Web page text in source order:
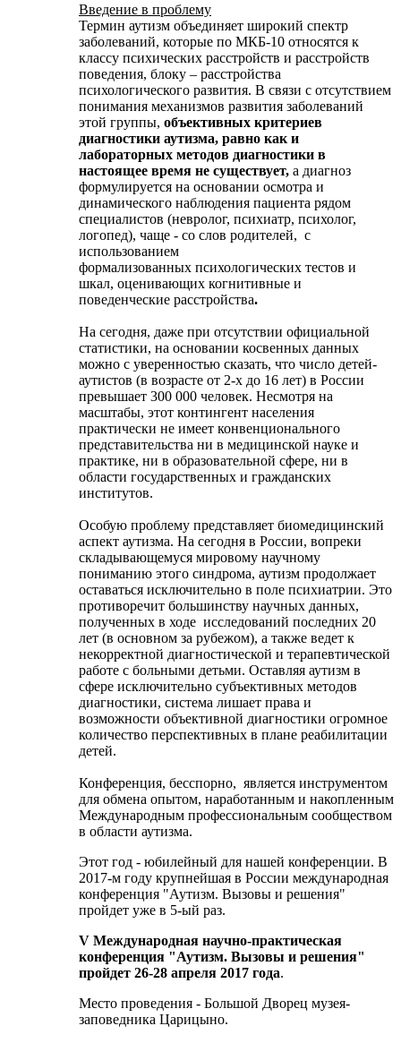
Введение в проблему
Термин аутизм объединяет широкий спектр
заболеваний, которые по МКБ-10 относятся к
классу психических расстройств и расстройств
поведения, блоку – расстройства
психологического развития. В связи с отсутствием
понимания механизмов развития заболеваний
этой группы, объективных критериев
диагностики аутизма, равно как и
лабораторных методов диагностики в
настоящее время не существует, а диагноз
формулируется на основании осмотра и
динамического наблюдения пациента рядом
специалистов (невролог, психиатр, психолог,
логопед), чаще - со слов родителей, с
использованием
формализованных психологических тестов и
шкал, оценивающих когнитивные и
поведенческие расстройства.
На сегодня, даже при отсутствии официальной
статистики, на основании косвенных данных
можно с уверенностью сказать, что число детей-
аутистов (в возрасте от 2-х до 16 лет) в России
превышает 300 000 человек. Несмотря на
масштабы, этот контингент населения
практически не имеет конвенционального
представительства ни в медицинской науке и
практике, ни в образовательной сфере, ни в
области государственных и гражданских
институтов.
Особую проблему представляет биомедицинский
аспект аутизма. На сегодня в России, вопреки
складывающемуся мировому научному
пониманию этого синдрома, аутизм продолжает
оставаться исключительно в поле психиатрии. Это
противоречит большинству научных данных,
полученных в ходе исследований последних 20
лет (в основном за рубежом), а также ведет к
некорректной диагностической и терапевтической
работе с больными детьми. Оставляя аутизм в
сфере исключительно субъективных методов
диагностики, система лишает права и
возможности объективной диагностики огромное
количество перспективных в плане реабилитации
детей.
Конференция, бесспорно, является инструментом
для обмена опытом, наработанным и накопленным
Международным профессиональным сообществом
в области аутизма.
Этот год - юбилейный для нашей конференции. В
2017-м году крупнейшая в России международная
конференция "Аутизм. Вызовы и решения"
пройдет уже в 5-ый раз.
V Международная научно-практическая
конференция "Аутизм. Вызовы и решения"
пройдет 26-28 апреля 2017 года.
Место проведения - Большой Дворец музея-
заповедника Царицыно.